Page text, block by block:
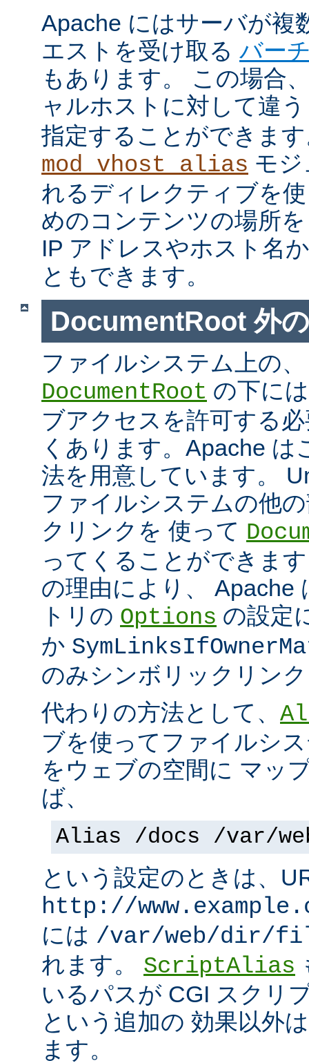
Apache にはサーバが複
エストを受け取る バー
もあります。 この場合
ャルホストに対して違
指定することができま
mod_vhost_alias モ
れるディレクティブを
めのコンテンツの場所
IP アドレスやホスト名
ともできます。
DocumentRoot 外
ファイルシステム上の
DocumentRoot の下に
ブアクセスを許可する
くあります。Apache は
法を用意しています。
ファイルシステムの他
クリンクを 使って
ってくることができま
の理由により、 Apache
トリの Options の設定
か
のみシンボリックリン
代わりの方法として、
ブを使ってファイルシ
をウェブの空間に マッ
ば、
Alias /docs /var/
という設定のときは、
http://
には /var/web/dir/
れます。 ScriptAlias
いるパスが CGI スクリ
という追加の 効果以外
ます。